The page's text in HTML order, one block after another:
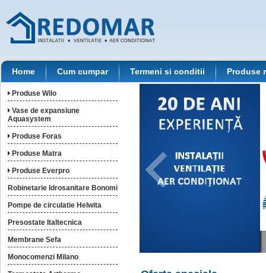
Home Cum cumpar Termeni si conditii Produse
Produse Wilo
Vase de expansiune
Aquasystem
Produse Foras
Produse Matra
Produse Everpro
Robinetarie Idrosanitare Bonomi
Pompe de circulatie Helwita
Presostate Italtecnica
Membrane Sefa
Monocomenzi Milano